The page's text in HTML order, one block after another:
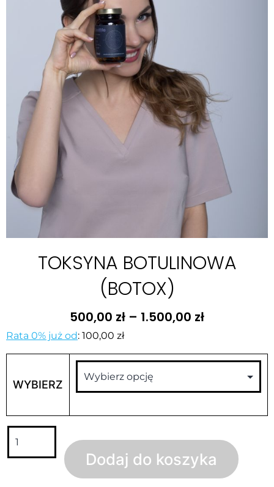
TOKSYNA BOTULINOWA
(BOTOX)
500,00 zł – 1.500,00 zł
Rata 0% już od: 100,00 zł
WYBIERZ
Dodaj do koszyka